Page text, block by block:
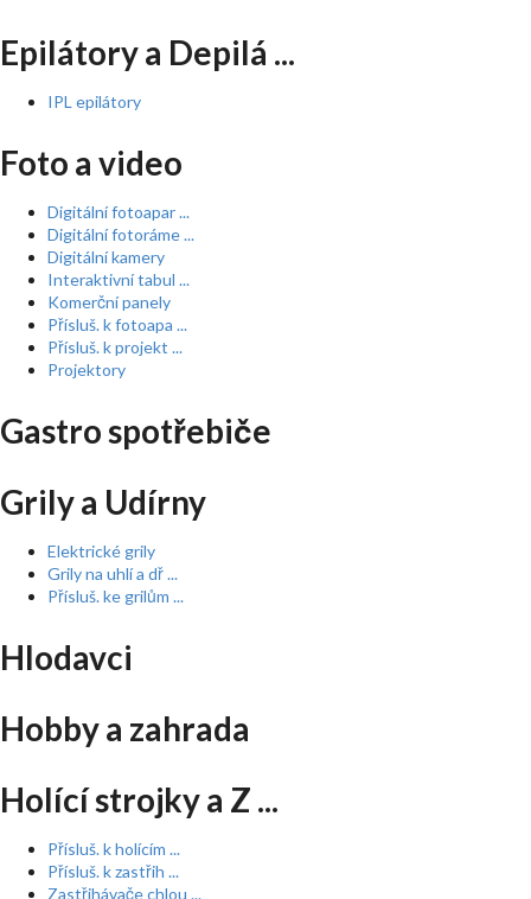
Epilátory a Depilá ...
IPL epilátory
Foto a video
Digitální fotoapar ...
Digitální fotoráme ...
Digitální kamery
Interaktivní tabul ...
Komerční panely
Přísluš. k fotoapa ...
Přísluš. k projekt ...
Projektory
Gastro spotřebiče
Grily a Udírny
Elektrické grily
Grily na uhlí a dř ...
Přísluš. ke grilům ...
Hlodavci
Hobby a zahrada
Holící strojky a Z ...
Přísluš. k holícím ...
Přísluš. k zastřih ...
Zastřihávače chlou ...